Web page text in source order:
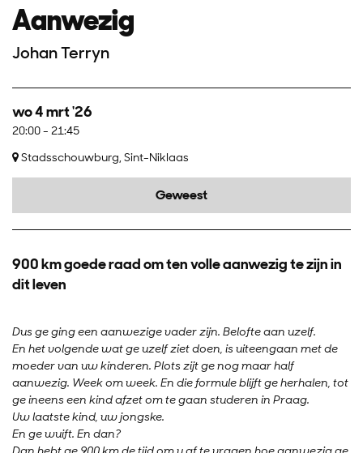
Aanwezig
Johan Terryn
wo 4 mrt '26
20:00- 21:45
Stadsschouwburg, Sint-Niklaas
Geweest
900 km goede raad om ten volle aanwezig te zijn in
dit leven
Dus ge ging een aanwezige vader zijn. Belofte aan uzelf.
En het volgende wat ge uzelf ziet doen, is uiteengaan met de
moeder van uw kinderen. Plots zijt ge nog maar half
aanwezig. Week om week. En die formule blijft ge herhalen, tot
ge ineens een kind afzet om te gaan studeren in Praag.
Uw laatste kind, uw jongske.
En ge wuift. En dan?